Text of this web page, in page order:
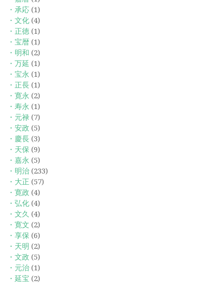
・承応 (1)
・文化 (4)
・正徳 (1)
・宝暦 (1)
・明和 (2)
・万延 (1)
・宝永 (1)
・正長 (1)
・寛永 (2)
・寿永 (1)
・元禄 (7)
・安政 (5)
・慶長 (3)
・天保 (9)
・嘉永 (5)
・明治 (233)
・大正 (57)
・寛政 (4)
・弘化 (4)
・文久 (4)
・寛文 (2)
・享保 (6)
・天明 (2)
・文政 (5)
・元治 (1)
・延宝 (2)